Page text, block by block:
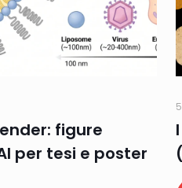
figure
per tesi e poster